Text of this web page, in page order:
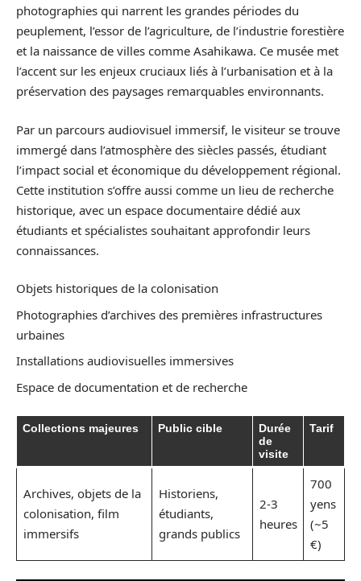
photographies qui narrent les grandes périodes du
peuplement, l’essor de l’agriculture, de l’industrie forestière
et la naissance de villes comme Asahikawa. Ce musée met
l’accent sur les enjeux cruciaux liés à l’urbanisation et à la
préservation des paysages remarquables environnants.
Par un parcours audiovisuel immersif, le visiteur se trouve
immergé dans l’atmosphère des siècles passés, étudiant
l’impact social et économique du développement régional.
Cette institution s’offre aussi comme un lieu de recherche
historique, avec un espace documentaire dédié aux
étudiants et spécialistes souhaitant approfondir leurs
connaissances.
Objets historiques de la colonisation
Photographies d’archives des premières infrastructures
urbaines
Installations audiovisuelles immersives
Espace de documentation et de recherche
Collections majeures Public cible
Durée
de
visite
Tarif
Archives, objets de la
colonisation, film
immersifs
Historiens,
étudiants,
grands publics
2-3
heures
700
yens
(~5
€)